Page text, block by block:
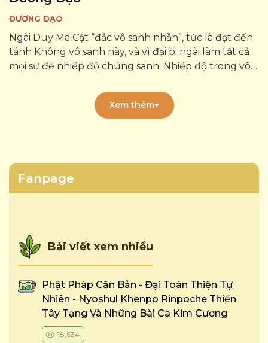
ĐƯƠNG ĐẠO
Ngài Duy Ma Cật “đắc vô sanh nhẫn”, tức là đạt đến
tánh Không vô sanh này, và vì đại bi ngài làm tất cả
mọi sự để nhiếp độ chúng sanh. Nhiếp độ trong vô
Xem thêm
Fanpage
Bài viết xem nhiều
Phật Pháp Căn Bản - Đại Toàn Thiện Tự
Nhiên - Nyoshul Khenpo Rinpoche Thiền
Tây Tạng Và Những Bài Ca Kim Cương
18,634